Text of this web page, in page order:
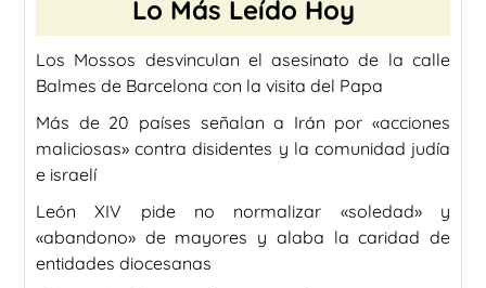
Lo Más Leído Hoy
Los Mossos desvinculan el asesinato de la calle
Balmes de Barcelona con la visita del Papa
Más de 20 países señalan a Irán por «acciones
maliciosas» contra disidentes y la comunidad judía
e israelí
León XIV pide no normalizar «soledad» y
«abandono» de mayores y alaba la caridad de
entidades diocesanas